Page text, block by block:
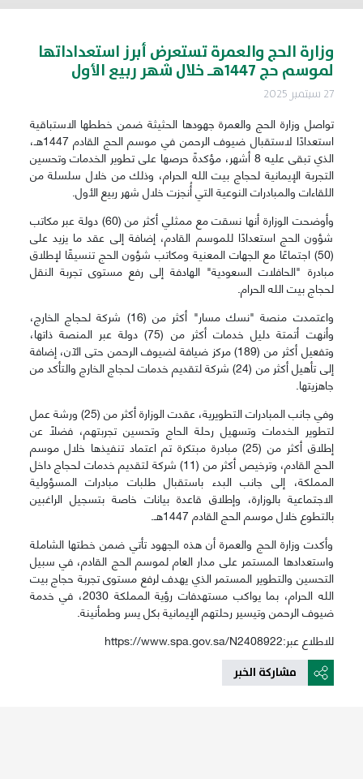
وزارة الحج والعمرة تستعرض أبرز استعداداتها
لموسم حج 1447هـ خلال شهر ربيع الأول
27 سبتمبر 2025
تواصل وزارة الحج والعمرة جهودها الحثيثة ضمن خططها الاستباقية
استعدادًا لاستقبال ضيوف الرحمن في موسم الحج القادم 1447هـ،
الذي تبقى عليه 8 أشهر، مؤكدةً حرصها على تطوير الخدمات وتحسين
التجربة الإيمانية لحجاج بيت الله الحرام، وذلك من خلال سلسلة من
اللقاءات والمبادرات النوعية التي أُنجزت خلال شهر ربيع الأول.
وأوضحت الوزارة أنها نسقت مع ممثلي أكثر من (60) دولة عبر مكاتب
شؤون الحج استعدادًا للموسم القادم، إضافة إلى عقد ما يزيد على
(50) اجتماعًا مع الجهات المعنية ومكاتب شؤون الحج تنسيقًا لإطلاق
مبادرة "الحافلات السعودية" الهادفة إلى رفع مستوى تجربة النقل
لحجاج بيت الله الحرام.
واعتمدت منصة "نسك مسار" أكثر من (16) شركة لحجاج الخارج،
وأنهت أتمتة دليل خدمات أكثر من (75) دولة عبر المنصة ذاتها،
وتفعيل أكثر من (189) مركز ضيافة لضيوف الرحمن حتى الآن، إضافة
إلى تأهيل أكثر من (24) شركة لتقديم خدمات لحجاج الخارج والتأكد من
جاهزيتها.
وفي جانب المبادرات التطويرية، عقدت الوزارة أكثر من (25) ورشة عمل
لتطوير الخدمات وتسهيل رحلة الحاج وتحسين تجربتهم، فضلًا عن
إطلاق أكثر من (25) مبادرة مبتكرة تم اعتماد تنفيذها خلال موسم
الحج القادم، وترخيص أكثر من (11) شركة لتقديم خدمات لحجاج داخل
المملكة، إلى جانب البدء باستقبال طلبات مبادرات المسؤولية
الاجتماعية بالوزارة، وإطلاق قاعدة بيانات خاصة بتسجيل الراغبين
بالتطوع خلال موسم الحج القادم 1447هـ.
وأكدت وزارة الحج والعمرة أن هذه الجهود تأتي ضمن خطتها الشاملة
واستعدادها المستمر على مدار العام لموسم الحج القادم، في سبيل
التحسين والتطوير المستمر الذي يهدف لرفع مستوى تجربة حجاج بيت
الله الحرام، بما يواكب مستهدفات رؤية المملكة 2030، في خدمة
ضيوف الرحمن وتيسير رحلتهم الإيمانية بكل يسر وطمأنينة.
للاطلاع عبر:https://www.spa.gov.sa/N2408922
مشاركة الخبر